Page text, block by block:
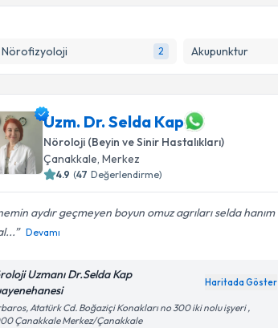
Nörofizyoloji 2 Akupunktur
Uzm. Dr. Selda Kap
Nöroloji (Beyin ve Sinir Hastalıkları)
Çanakkale,Merkez
4.9 (47 Değerlendirme)
aydır geçmeyen boyun omuz agrıları selda hanım
Devamı
Uzmanı Dr.Selda Kap
Haritada Göster
Atatürk Cd. Boğaziçi Konakları no 300 iki nolu işyeri ,
Çanakkale Merkez/Çanakkale